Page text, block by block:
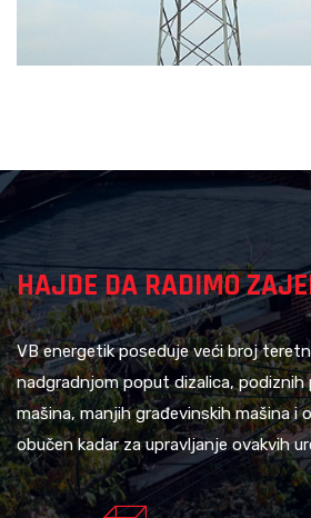
HAJDE DA RADIMO
VB energetik poseduje veći broj
nadgradnjom poput dizalica,
mašina, manjih građevinskih mašina i
obučen kadar za upravljanje ovakvih